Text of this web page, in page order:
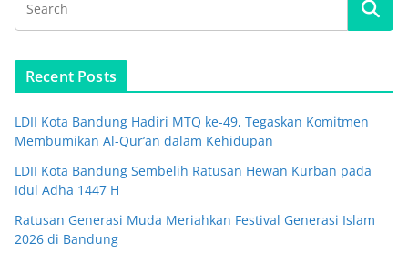
Recent Posts
LDII Kota Bandung Hadiri MTQ ke-49, Tegaskan Komitmen
Membumikan Al-Qur’an dalam Kehidupan
LDII Kota Bandung Sembelih Ratusan Hewan Kurban pada
Idul Adha 1447 H
Ratusan Generasi Muda Meriahkan Festival Generasi Islam
2026 di Bandung